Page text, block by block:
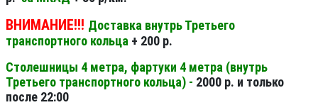
ВНИМАНИЕ!!! Доставка внутрь Третьего
транспортного кольца + 200 р.
Столешницы 4 метра, фартуки 4 метра (внутрь
Третьего транспортного кольца) - 2000 р. и только
после 22:00